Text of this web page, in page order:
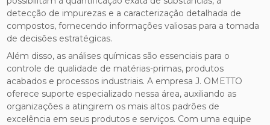
detecção de impurezas e a caracterização detalhada de
compostos, fornecendo informações valiosas para a tomada
de decisões estratégicas.
Além disso, as análises químicas são essenciais para o
controle de qualidade de matérias-primas, produtos
acabados e processos industriais. A empresa J. OMETTO
oferece suporte especializado nessa área, auxiliando as
organizações a atingirem os mais altos padrões de
excelência em seus produtos e serviços. Com uma equipe